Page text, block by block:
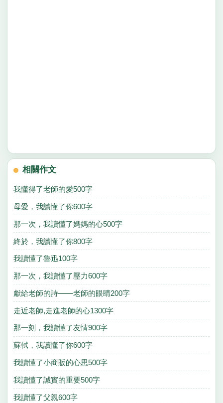
相關作文
我懂得了老師的愛500字
母愛，我讀懂了你600字
那一次，我讀懂了媽媽的心500字
終於，我讀懂了你800字
我讀懂了魯迅100字
那一次，我讀懂了壓力600字
獻給老師的詩——老師的眼睛200字
走近老師,走進老師的心1300字
那一刻，我讀懂了友情900字
蘇軾，我讀懂了你600字
我讀懂了小商販的心思500字
我讀懂了誠實的重要500字
我讀懂了父親600字